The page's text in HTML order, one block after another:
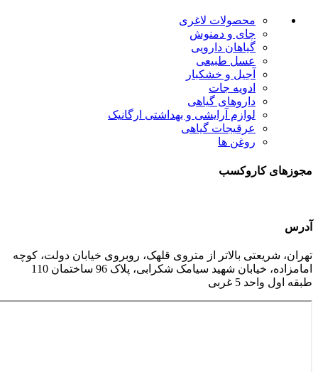
محصولات لاغری
چای و دمنوش
گیاهان دارویی
عسل طبیعی
آجیل و خشکبار
ادویه جات
داروهای گیاهی
لوازم آرایشی و بهداشتی ارگانیک
عرقیجات گیاهی
روغن ها
مجوزهای کاروکسب
آدرس
تهران، شریعتی بالاتر از متروی قلهک، روبروی خیابان دولت، کوچه
امامزاده، خیابان شهید سیامک شکرابی، پلاک 96 ساختمان 110
طبقه اول واحد 5 غربی